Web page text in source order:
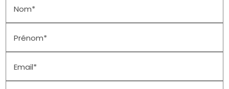
Nom*
Prénom*
Email*